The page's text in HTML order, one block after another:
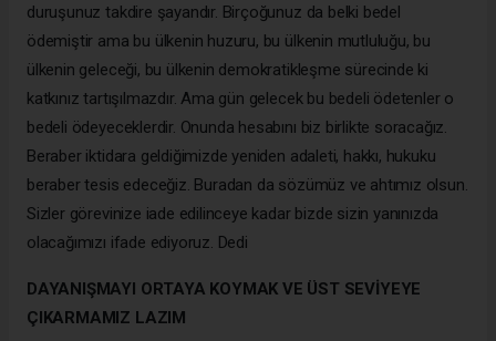
duruşunuz takdire şayandır. Birçoğunuz da belki bedel
ödemiştir ama bu ülkenin huzuru, bu ülkenin mutluluğu, bu
ülkenin geleceği, bu ülkenin demokratikleşme sürecinde ki
katkınız tartışılmazdır. Ama gün gelecek bu bedeli ödetenler o
bedeli ödeyeceklerdir. Onunda hesabını biz birlikte soracağız.
Beraber iktidara geldiğimizde yeniden adaleti, hakkı, hukuku
beraber tesis edeceğiz. Buradan da sözümüz ve ahtımız olsun.
Sizler görevinize iade edilinceye kadar bizde sizin yanınızda
olacağımızı ifade ediyoruz. Dedi
DAYANIŞMAYI ORTAYA KOYMAK VE ÜST SEVİYEYE
ÇIKARMAMIZ LAZIM